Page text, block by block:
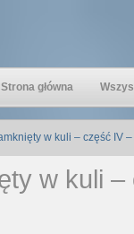
Strona główna
w kuli – część IV
w kuli